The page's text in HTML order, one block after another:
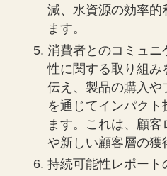
減、水資源の効率
ます。
消費者とのコミュ
性に関する取り組み
伝え、製品の購入や
を通じてインパクト
ます。これは、顧
や新しい顧客層の獲
持続可能性レポー